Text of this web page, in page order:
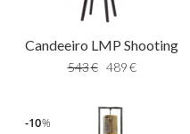
Candeeiro LMP Shooting
543€ 489€
%
10